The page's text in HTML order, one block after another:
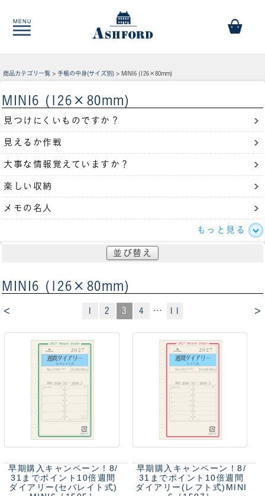
商品カテゴリ一覧 > 手帳の中身(サイズ別) > MINI6 (126×80mm)
MINI6 (126×80mm)
見つけにくいものですか？
見えるか作戦
大事な情報覚えていますか？
楽しい収納
メモの名人
もっと見る
並び替え
MINI6 (126×80mm)
< >
1 2 3 4 … 11
早期購入キャンペーン！8/
31までポイント10倍週間
ダイアリー(セパレイト式)
早期購入キャンペーン！8/
31までポイント10倍週間
ダイアリー(レフト式)MINI